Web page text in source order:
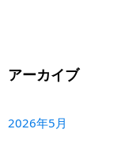
アーカイブ
2026年5月